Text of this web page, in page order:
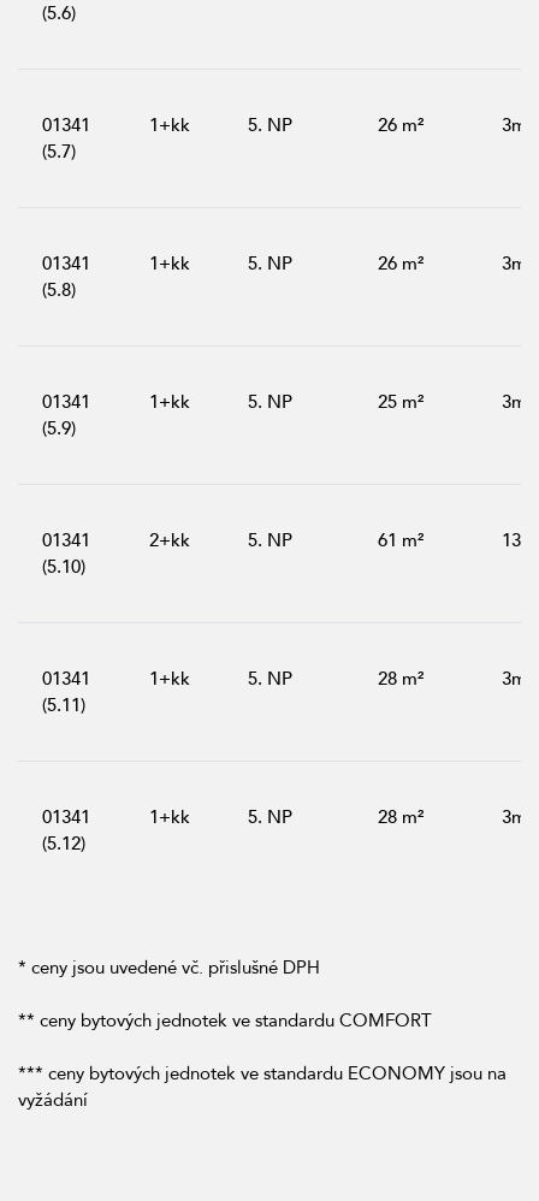
(5.6)
01341
(5.7)
1+kk 5. NP 26 m² 3m²
01341
(5.8)
1+kk 5. NP 26 m² 3m²
01341
(5.9)
1+kk 5. NP 25 m² 3m²
01341
(5.10)
2+kk 5. NP 61 m²
01341
(5.11)
1+kk 5. NP 28 m² 3m²
01341
(5.12)
1+kk 5. NP 28 m² 3m²
* ceny jsou uvedené vč. přislušné DPH
** ceny bytových jednotek ve standardu COMFORT
*** ceny bytových jednotek ve standardu ECONOMY jsou na
vyžádání